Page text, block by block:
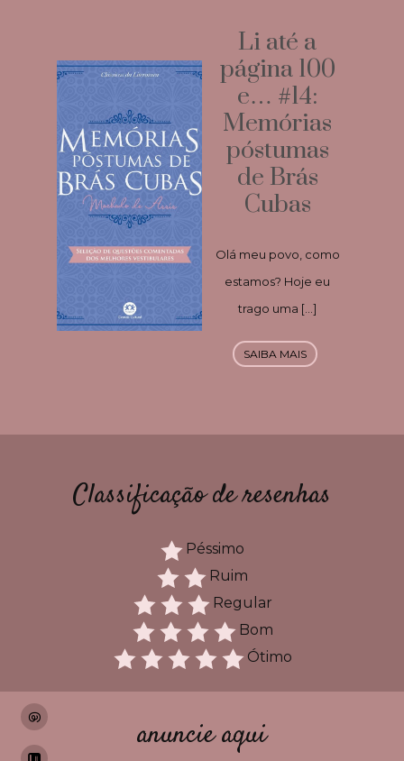
Li até a
página 100
e… #14:
Memórias
póstumas
de Brás
Cubas
Olá meu povo, como
estamos? Hoje eu
trago uma […]
SAIBA MAIS
Classificação de resenhas
Péssimo
Ruim
Regular
Bom
Ótimo
anuncie aqui